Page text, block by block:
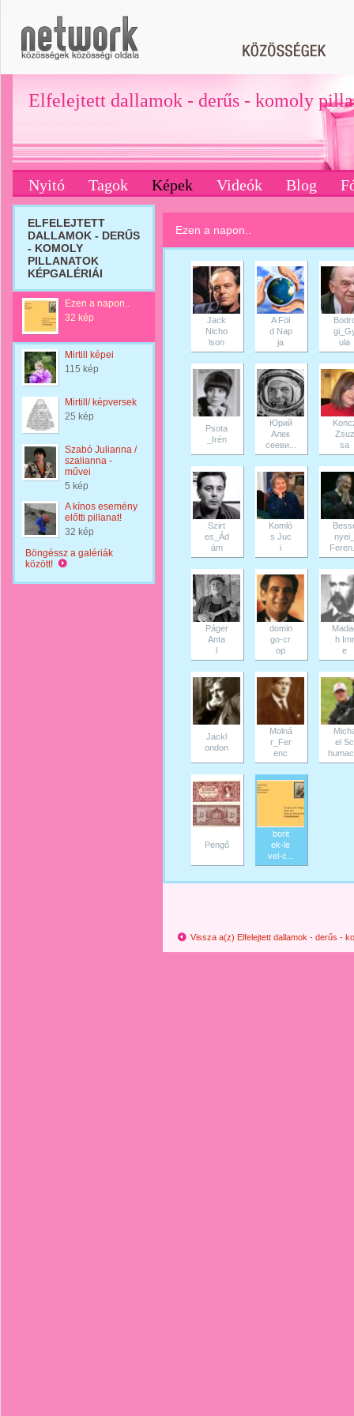
Elfelejtett dallamok - derűs - komoly
Nyitó Tagok Képek Videók Blog
ELFELEJTETT
DALLAMOK - DERŰS
- KOMOLY
PILLANATOK
KÉPGALÉRIÁI
Ezen a napon..
32 kép
Mirtill képei
115 kép
Mirtill/ képversek
25 kép
Szabó Julianna /
szalianna -
művei
5 kép
A kínos esemény
előtti pillanat!
32 kép
Böngéssz a galériák
között!
Ezen a napon..
Jack
Nicho
lson
A Föl
d Nap
ja
ula
Psota
_Irén
Юрий
Алек
сееви...
Zsuz
sa
Szirt
es_Ád
ám
Komló
s Juc
i
nyei_
Páger
Anta
l
domin
go-cr
op
h Imr
e
Jackl
ondon
Molná
r_Fer
enc
el Sc
Pengő
borit
ek-le
vel-c...
Vissza a(z) Elfelejtett dallamok - derűs -